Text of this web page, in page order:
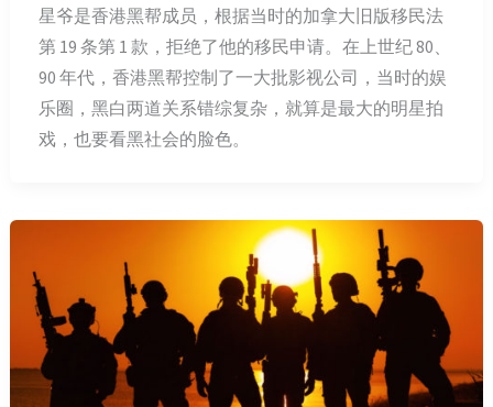
星爷是香港黑帮成员，根据当时的加拿大旧版移民法
第 19 条第 1 款，拒绝了他的移民申请。在上世纪 80、
90 年代，香港黑帮控制了一大批影视公司，当时的娱
乐圈，黑白两道关系错综复杂，就算是最大的明星拍
戏，也要看黑社会的脸色。